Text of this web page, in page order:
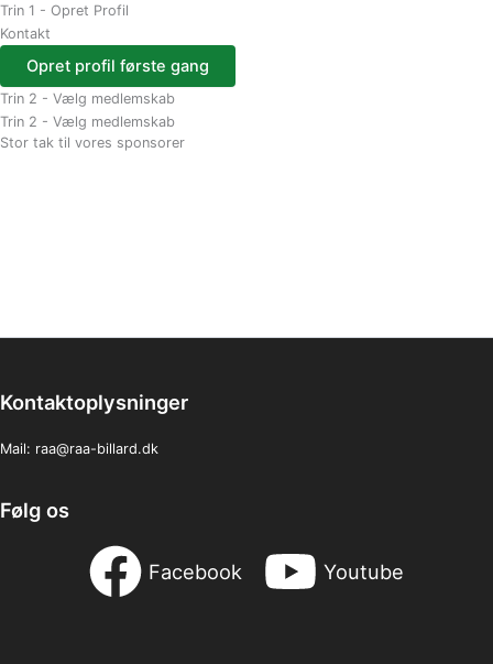
Trin 1 - Opret Profil
Kontakt
Trin 2 - Vælg medlemskab
Trin 2 - Vælg medlemskab
Stor tak til vores sponsorer
Kontaktoplysninger
Mail: raa@raa-billard.dk
Følg os
Facebook Youtube